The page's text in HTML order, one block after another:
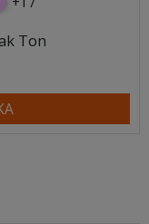
Ton